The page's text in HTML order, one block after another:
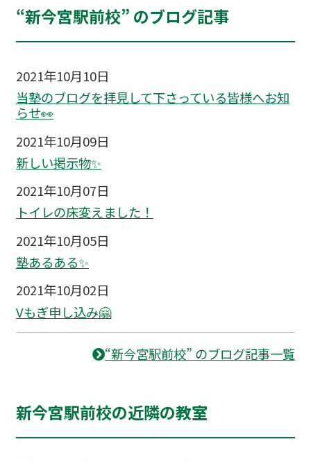
“新今宮駅前校” のブログ記事
2021年10月10日
当塾のブログを拝見して下さっている皆様へお知
らせ👀
2021年10月09日
新しい掲示物✨
2021年10月07日
トイレの床変えました！
2021年10月05日
塾あるある✨
2021年10月02日
Vもぎ申し込み🤗
“新今宮駅前校” のブログ記事一覧
新今宮駅前校の近隣の教室